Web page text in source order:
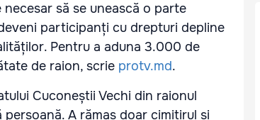
să se unească o parte
participanți cu drepturi depline
Pentru a aduna 3.000 de
de raion, scrie protv.md.
Cuconeștii Vechi din raionul
A rămas doar cimitirul și